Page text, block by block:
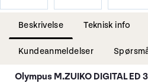
Beskrivelse Teknisk info
Kundeanmeldelser
Olympus M.ZUIKO DIGITAL